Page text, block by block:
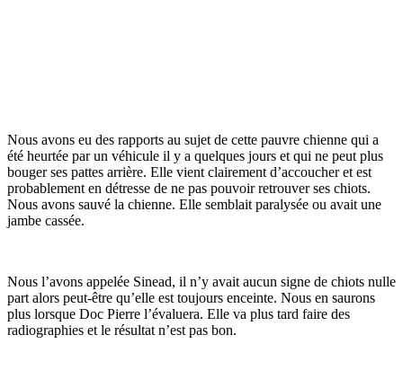
Nous avons eu des rapports au sujet de cette pauvre chienne qui a
été heurtée par un véhicule il y a quelques jours et qui ne peut plus
bouger ses pattes arrière. Elle vient clairement d’accoucher et est
probablement en détresse de ne pas pouvoir retrouver ses chiots.
Nous avons sauvé la chienne. Elle semblait paralysée ou avait une
jambe cassée.
Nous l’avons appelée Sinead, il n’y avait aucun signe de chiots nulle
part alors peut-être qu’elle est toujours enceinte. Nous en saurons
plus lorsque Doc Pierre l’évaluera. Elle va plus tard faire des
radiographies et le résultat n’est pas bon.